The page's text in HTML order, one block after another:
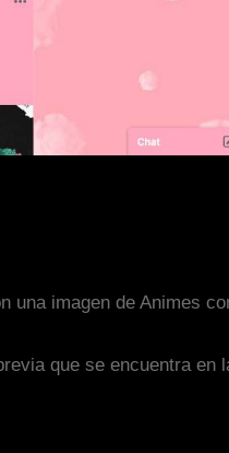
una imagen de Animes
que se encuentra en